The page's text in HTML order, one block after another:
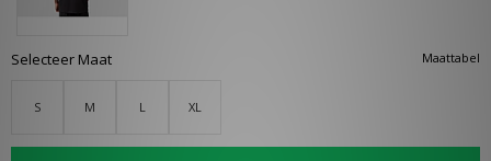
Maattabel
Selecteer Maat
S M L XL